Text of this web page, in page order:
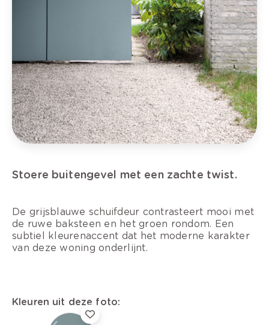
Stoere buitengevel met een zachte twist.
De grijsblauwe schuifdeur contrasteert mooi met
de ruwe baksteen en het groen rondom. Een
subtiel kleurenaccent dat het moderne karakter
van deze woning onderlijnt.
Kleuren uit deze foto: